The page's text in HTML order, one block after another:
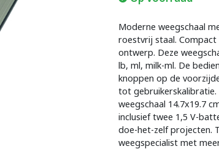
Moderne weegschaal
roestvrij staal.
ontwerp. Deze
lb, ml, milk-ml. De
knoppen op de
tot gebruikerskalibratie.
weegschaal 14.7x19.7
inclusief twee 1,5 V-
doe-het-zelf projecten.
weegspecialist met